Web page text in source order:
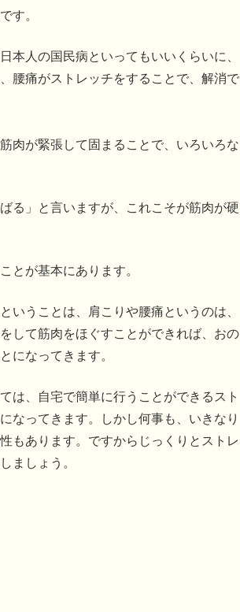
す。
本人の国民病といってもいいくらいに、
腰痛がストレッチをすることで、解消で
肉が緊張して固まることで、いろいろな
る」と言いますが、これこそが筋肉が硬
とが基本にあります。
いうことは、肩こりや腰痛というのは、
して筋肉をほぐすことができれば、おの
になってきます。
は、自宅で簡単に行うことができるスト
なってきます。しかし何事も、いきなり
もあります。ですからじっくりとストレ
ましょう。